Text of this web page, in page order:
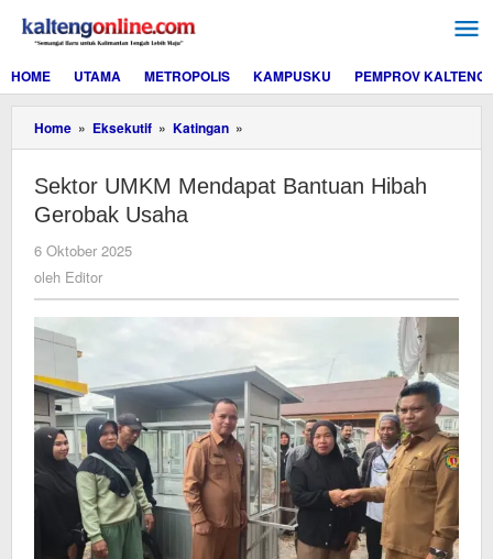
konten
HOME
UTAMA METROPOLIS KAMPUSKU PEMPROV KALTENG
Home » Eksekutif » Katingan »
UMKM
Bantuan
Sektor UMKM Mendapat Bantuan Hibah
Gerobak Usaha
6 Oktober 2025
oleh Editor